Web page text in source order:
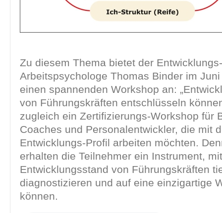
Zu diesem Thema bietet der
Arbeitspsychologe Thomas Binder im
einen spannenden Workshop an:
von Führungskräften entschlüsseln
zugleich ein Zertifizierungs-Workshop für
Coaches und Personalentwickler, die mit
Entwicklungs-Profil arbeiten möchten.
erhalten die Teilnehmer ein Instrument,
Entwicklungsstand von Führungskräften
diagnostizieren und auf eine einzigartige
können.